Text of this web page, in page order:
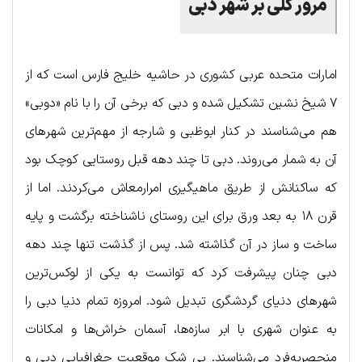
مرور کلی بر شهر دبی
امارات متحده عربی کشوری در حاشیه خلیج فارس است که از
۷ شیخ نشین تشکیل شده و دبی که برخی آن را با نام «دوبی»
هم می‌شناسند در کنار ابوظبی و شارجه از مهم‌ترین شهرهای
آن به شمار می‌روند. دبی تا چند دهه قبل روستایی کوچک بود
که ساکنانش از طریق ماهیگیری امرارمعاش می‌کردند. اما از
قرن ۱۸ به بعد ورق برای این روستای ناشناخته برگشت و پایه
ساخت و ساز در آن گذاشته شد. پس از گذشت تنها چند دهه
دبی چنان پیشرفت کرد که توانست به یکی از لوکس‌ترین
شهرهای دنیای گردشگری تبدیل شود. امروزه تمام دنیا دبی را
به عنوان شهری با ابر سازه‌ها، آسمان خراش‌ها و امکانات